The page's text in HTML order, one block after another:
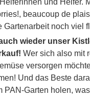
und Helfer.
beaucoup de
Gartenarbeit noch viel
wieder unser
Wer sich also mit
versorgen
Und das Beste
PAN-Garten holen,